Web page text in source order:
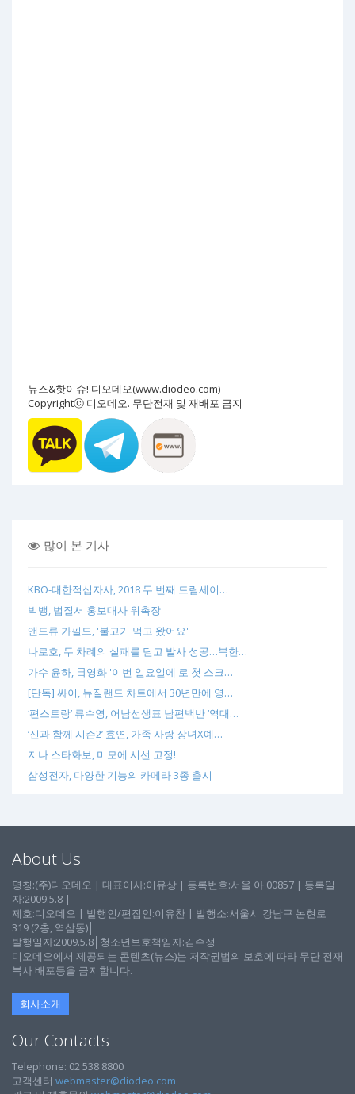
뉴스&핫이슈! 디오데오(www.diodeo.com)
Copyrightⓒ 디오데오. 무단전재 및 재배포 금지
많이 본 기사
KBO-대한적십자사, 2018 두 번째 드림세이…
빅뱅, 법질서 홍보대사 위촉장
앤드류 가필드, '불고기 먹고 왔어요'
나로호, 두 차례의 실패를 딛고 발사 성공…북한…
가수 윤하, 日영화 '이번 일요일에'로 첫 스크…
[단독] 싸이, 뉴질랜드 차트에서 30년만에 영…
‘편스토랑’ 류수영, 어남선생표 남편백반 ‘역대…
‘신과 함께 시즌2’ 효연, 가족 사랑 장녀X예…
지나 스타화보, 미모에 시선 고정!
삼성전자, 다양한 기능의 카메라 3종 출시
About Us
명칭:(주)디오데오 | 대표이사:이유상 | 등록번호:서울 아 00857 | 등록일
자:2009.5.8 |
제호:디오데오 | 발행인/편집인:이유찬 | 발행소:서울시 강남구 논현로
319 (2층, 역삼동)│
발행일자:2009.5.8│청소년보호책임자:김수정
디오데오에서 제공되는 콘텐츠(뉴스)는 저작권법의 보호에 따라 무단 전재
복사 배포등을 금지합니다.
회사소개
Our Contacts
Telephone: 02 538 8800
고객센터 webmaster@diodeo.com